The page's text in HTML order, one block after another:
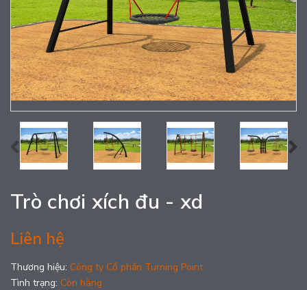
Trò chơi xích đu - xd
Liên hệ
Thương hiệu: Công ty Cổ phần Turning Point
Tình trạng: Còn hàng